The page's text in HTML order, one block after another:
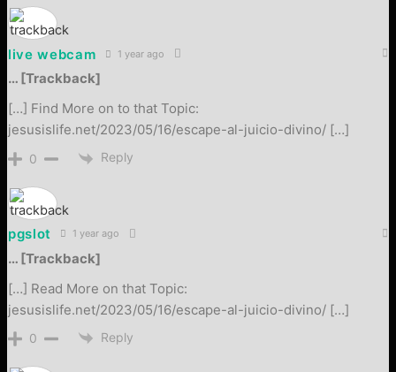
live webcam 1 year ago
… [Trackback]
[…] Find More on to that Topic:
jesusislife.net/2023/05/16/escape-al-juicio-divino/ […]
0 Reply
pgslot 1 year ago
… [Trackback]
[…] Read More on that Topic:
jesusislife.net/2023/05/16/escape-al-juicio-divino/ […]
0 Reply